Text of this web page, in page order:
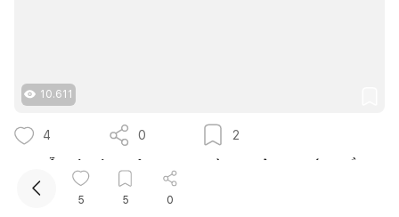
10.611
4 0 2
30 mẫu bàn làm việc trong phòng ngủ đẹp với nhiều
cách bố trí thông minh cho mọi diện tích
Phương Trang
5 5 0